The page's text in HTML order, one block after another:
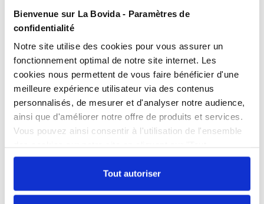
Bienvenue sur La Bovida - Paramètres de
confidentialité
Notre site utilise des cookies pour vous assurer un
fonctionnement optimal de notre site internet. Les
cookies nous permettent de vous faire bénéficier d'une
meilleure expérience utilisateur via des contenus
personnalisés, de mesurer et d'analyser notre audience,
ainsi que d'améliorer notre offre de produits et services.
Vous pouvez ainsi consentir à l'utilisation de l'ensemble
autoriser". Cependant, si vous ne souhaitez autoriser que
certains types de cookies, veuillez cliquer sur
"Personnaliser mes choix".
Tout autoriser
Présentation
Pour boite cookipack 40 et 60 cl.
Unité : Carton de 480
Barquette vendue séparément
Retrouvez la barquette vendue
séparément dans l’onglet produits
complémentaires
Caractéristiques
Matière Polypropylène
Nos gammes Cookipack
Produits complémentaires
Référence : 0109023853
Documents téléchargeables